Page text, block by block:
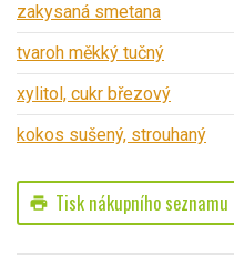
zakysaná smetana
tvaroh měkký tučný
xylitol, cukr březový
kokos sušený, strouhaný
print Tisk nákupního seznamu